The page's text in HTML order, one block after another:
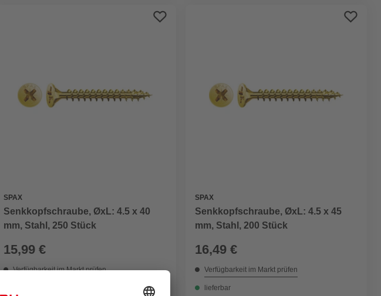
SPAX
Senkkopfschraube, ØxL: 4.5 x 40
mm, Stahl, 250 Stück
15,99 €
Verfügbarkeit im Markt prüfen
SPAX
Senkkopfschraube, ØxL: 4.5 x 45
mm, Stahl, 200 Stück
16,49 €
Verfügbarkeit im Markt prüfen
lieferbar